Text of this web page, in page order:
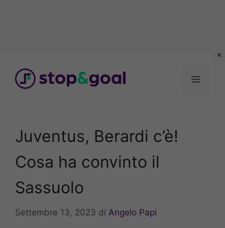
contenuto
Menu
Juventus, Berardi c’è!
Cosa ha convinto il
Sassuolo
Settembre 13, 2023 di Angelo Papi